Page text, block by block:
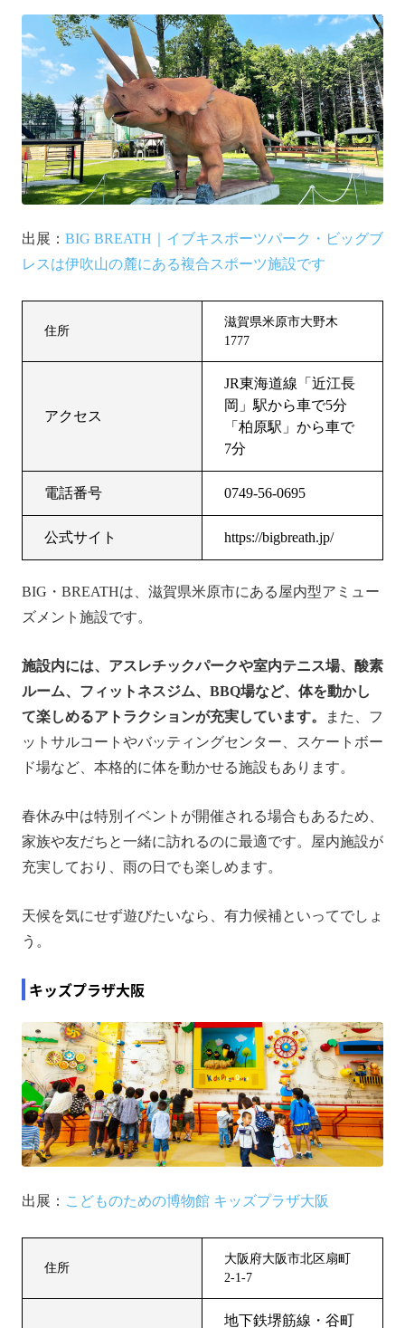
出展： BIG BREATH｜イブキスポーツパーク・ビッグブ
レスは伊吹山の麓にある複合スポーツ施設です
住所
滋賀県米原市大野木
1777
アクセス
JR東海道線「近江長
岡」駅から車で5分
「柏原駅」から車で
7分
電話番号 0749-56-0695
公式サイト https://bigbreath.jp/
BIG・BREATHは、滋賀県米原市にある屋内型アミュー
ズメント施設です。
施設内には、アスレチックパークや室内テニス場、酸素
ルーム、フィットネスジム、BBQ場など、体を動かし
て楽しめるアトラクションが充実しています。
また、フ
ットサルコートやバッティングセンター、スケートボー
ド場など、本格的に体を動かせる施設もあります。
春休み中は特別イベントが開催される場合もあるため、
家族や友だちと一緒に訪れるのに最適です。屋内施設が
充実しており、雨の日でも楽しめます。
天候を気にせず遊びたいなら、有力候補といってでしょ
う。
キッズプラザ大阪
出展： こどものための博物館 キッズプラザ大阪
住所
大阪府大阪市北区扇町
2-1-7
地下鉄堺筋線・谷町